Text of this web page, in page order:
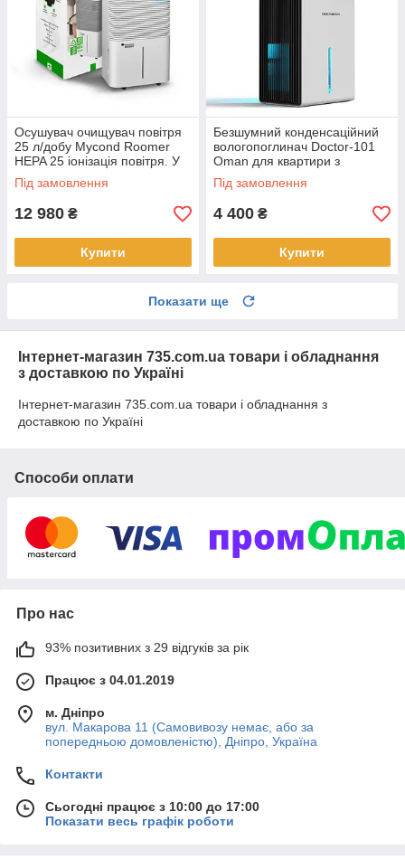
Осушувач очищувач повітря
25 л/добу Mycond Roomer
HEPA 25 іонізація повітря. У
приміщеннях площею до 50
м2.
Під замовлення
12 980 ₴
Купити
Безшумний конденсаційний
вологопоглинач Doctor-101
Oman для квартири з
об'ємом баку 2.5л і функцією
нічника (СТ2)
Під замовлення
4 400 ₴
Купити
Показати ще
Інтернет-магазин 735.com.ua товари і обладнання
з доставкою по Україні
Інтернет-магазин 735.com.ua товари і обладнання з
доставкою по Україні
Способи оплати
Про нас
93% позитивних з 29 відгуків за рік
Працює з 04.01.2019
м. Дніпро
вул. Макарова 11 (Самовивозу немає, або за
попередньою домовленістю), Дніпро, Україна
Контакти
Сьогодні працює з 10:00 до 17:00
Показати весь графік роботи